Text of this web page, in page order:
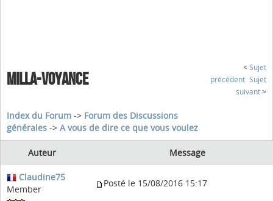
MILLA-VOYANCE
< Sujet
précédent Sujet
suivant >
Index du Forum -> Forum des Discussions
générales -> A vous de dire ce que vous voulez
Auteur Message
Claudine75
Member
Posté le 15/08/2016 15:17